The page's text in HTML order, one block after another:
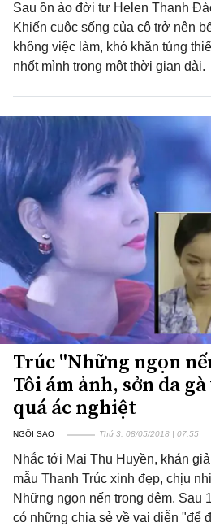
Sau ồn ào đời tư Helen Thanh
Khiến cuộc sống của cô trở nên
không việc làm, khó khăn túng
nhốt mình trong một thời gian dài.
Trúc "Những ngọn
Tôi ám ảnh, sởn da
quá ác nghiệt
NGÔI SAO Thứ 3, 08/05/2018 | 07:55
Nhắc tới Mai Thu Huyền, khán
mẫu Thanh Trúc xinh đẹp, chịu
Những ngọn nến trong đêm. Sau
có những chia sẻ về vai diễn "để